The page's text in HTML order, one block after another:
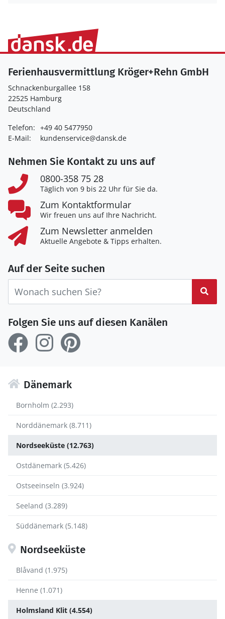
Ferienhausvermittlung Kröger+Rehn GmbH
Schnackenburgallee 158
22525 Hamburg
Deutschland
Telefon: +49 40 5477950
E-Mail:
kundenservice@dansk.de
Nehmen Sie Kontakt zu uns auf
0800-358 75 28
Täglich von 9 bis 22 Uhr für Sie da.
Zum Kontaktformular
Wir freuen uns auf Ihre Nachricht.
Zum Newsletter anmelden
Aktuelle Angebote & Tipps erhalten.
Auf der Seite suchen
Folgen Sie uns auf diesen Kanälen
Dänemark
Bornholm (2.293)
Norddänemark (8.711)
Nordseeküste (12.763)
Ostdänemark (5.426)
Ostseeinseln (3.924)
Seeland (3.289)
Süddänemark (5.148)
Nordseeküste
Blåvand (1.975)
Henne (1.071)
Holmsland Klit (4.554)